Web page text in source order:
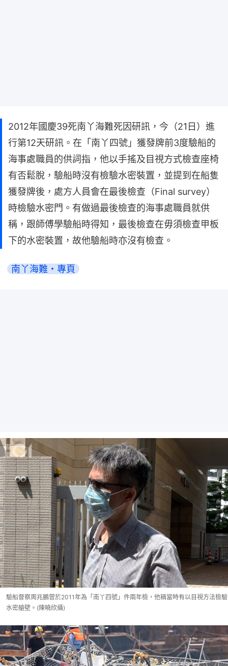
2012年國慶39死南丫海難死因研訊，今（21日）進
行第12天研訊。在「南丫四號」獲發牌前3度驗船的
海事處職員的供詞指，他以手搖及目視方式檢查座椅
有否鬆脫，驗船時沒有檢驗水密裝置，並提到在船隻
獲發牌後，處方人員會在最後檢查（Final survey）
時檢驗水密門。有做過最後檢查的海事處職員就供
稱，跟師傅學驗船時得知，最後檢查在毋須檢查甲板
下的水密裝置，故他驗船時亦沒有檢查。
南丫海難・專頁
驗船督察周兆鵬曾於2011年為「南丫四號」件兩年檢，他稱當時有以目視方法檢驗
水密艙壁。(陳曉欣攝)